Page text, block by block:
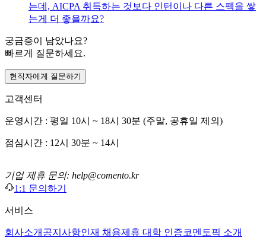
는데, AICPA 취득하는 것보다 인턴이나 다른 스펙을 쌓
는게 더 좋을까요?
궁금증이 남았나요?
빠르게 질문하세요.
현직자에게 질문하기
고객센터
운영시간 : 평일 10시 ~ 18시 30분 (주말, 공휴일 제외)
점심시간 : 12시 30분 ~ 14시
기업 제휴 문의: help@comento.kr
1:1 문의하기
서비스
회사소개 공지사항인재 채용제휴 대학 인증코멘토픽 소개